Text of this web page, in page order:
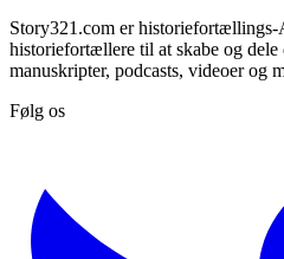
Story321.com er
historiefortællere til at skabe og dele
manuskripter, podcasts, videoer og
Følg os